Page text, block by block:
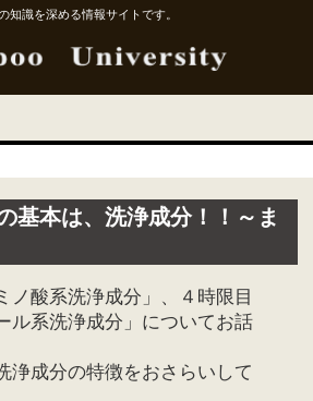
知識を深める情報サイトです。
基本は、洗浄成分！！～ま
ノ酸系洗浄成分」、４時限目
ル系洗浄成分」についてお話
浄成分の特徴をおさらいして